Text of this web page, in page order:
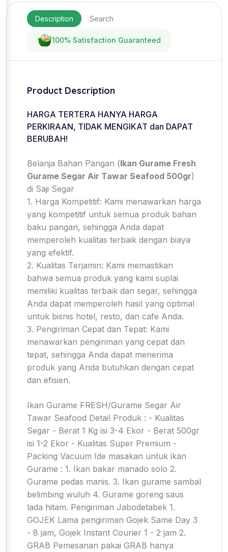
Description Search
100% Satisfaction Guaranteed
Product Description
HARGA TERTERA HANYA HARGA
PERKIRAAN, TIDAK MENGIKAT dan DAPAT
BERUBAH!
Belanja Bahan Pangan (Ikan Gurame Fresh
Gurame Segar Air Tawar Seafood 500gr)
di Saji Segar
1. Harga Kompetitif: Kami menawarkan harga
yang kompetitif untuk semua produk bahan
baku pangan, sehingga Anda dapat
memperoleh kualitas terbaik dengan biaya
yang efektif.
2. Kualitas Terjamin: Kami memastikan
bahwa semua produk yang kami suplai
memiliki kualitas terbaik dan segar, sehingga
Anda dapat memperoleh hasil yang optimal
untuk bisnis hotel, resto, dan cafe Anda.
3. Pengiriman Cepat dan Tepat: Kami
menawarkan pengiriman yang cepat dan
tepat, sehingga Anda dapat menerima
produk yang Anda butuhkan dengan cepat
dan efisien.
Ikan Gurame FRESH/Gurame Segar Air
Tawar Seafood Detail Produk : - Kualitas
Segar - Berat 1 Kg isi 3-4 Ekor - Berat 500gr
isi 1-2 Ekor - Kualitas Super Premium -
Packing Vacuum Ide masakan untuk ikan
Gurame : 1. Ikan bakar manado solo 2.
Gurame pedas manis. 3. Ikan gurame sambal
belimbing wuluh 4. Gurame goreng saus
lada hitam. Pengiriman Jabodetabek 1.
GOJEK Lama pengiriman Gojek Same Day 3
- 8 jam, Gojek Instant Courier 1 - 2 jam 2.
GRAB Pemesanan pakai GRAB hanya